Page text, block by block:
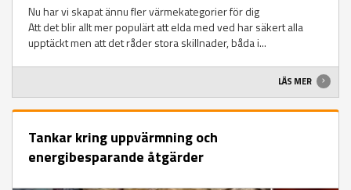
Nu har vi skapat ännu fler värmekategorier för dig
Att det blir allt mer populärt att elda med ved har säkert alla
upptäckt men att det råder stora skillnader, båda i...
LÄS MER
Tankar kring uppvärmning och
energibesparande åtgärder